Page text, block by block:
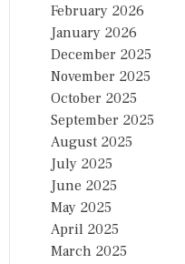
February 2026
January 2026
December 2025
November 2025
October 2025
September 2025
August 2025
July 2025
June 2025
May 2025
April 2025
March 2025